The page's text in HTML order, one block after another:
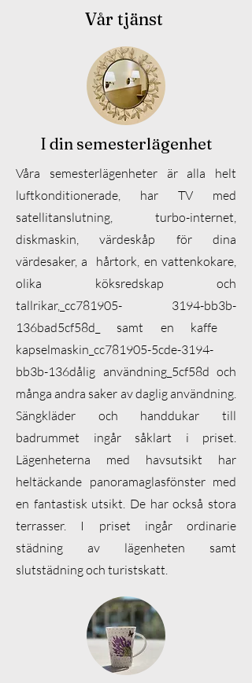
Vår tjänst
I din semesterlägenhet
Våra semesterlägenheter är alla helt
luftkonditionerade, har TV med
satellitanslutning, turbo-internet,
diskmaskin, värdeskåp för dina
värdesaker, a hårtork, en vattenkokare,
olika köksredskap och
tallrikar,_cc781905- 3194-bb3b-
136bad5cf58d_ samt en kaffe
kapselmaskin_cc781905-5cde-3194-
bb3b-136dålig användning_5cf58d och
många andra saker av daglig användning.
Sängkläder och handdukar till
badrummet ingår såklart i priset.
Lägenheterna med havsutsikt har
heltäckande panoramaglasfönster med
en fantastisk utsikt. De har också stora
terrasser. I priset ingår ordinarie
städning av lägenheten samt
slutstädning och turistskatt.